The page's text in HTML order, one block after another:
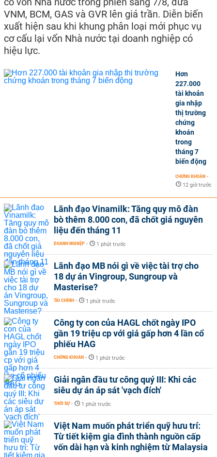
VNM, BCM, GAS và GVR lên giá trần. Diễn biến
xuất hiện sau khi khung phân loại mới phục vụ
cơ cấu lại vốn Nhà nước tại doanh nghiệp có
hiệu lực.
Hơn
227.000
tài khoản
gia nhập
thị trường
chứng
khoán
trong
tháng 7
biến động
CHỨNG KHOÁN -
12 giờ trước
Lãnh đạo Vinamilk: Tăng quy mô đàn
bò thêm 8.000 con, đã chốt giá nguyên
liệu đến tháng 11
DOANH NGHIỆP - 1 phút trước
Lãnh đạo MB nói gì về việc tài trợ cho
18 dự án Vingroup, Sungroup và
Masterise?
TÀI CHÍNH - 1 phút trước
Công ty con của HAGL chốt ngày IPO
gần 19 triệu cp với giá gấp hơn 4 lần cổ
phiếu HAG
CHỨNG KHOÁN - 1 phút trước
Giải ngân đầu tư công quý III: Khi các
siêu dự án áp sát 'vạch đích'
THỜI SỰ - 1 phút trước
Việt Nam muốn phát triển quỹ hưu trí:
Từ tiết kiệm gia đình thành nguồn cấp
vốn dài hạn và kinh nghiệm từ Malaysia